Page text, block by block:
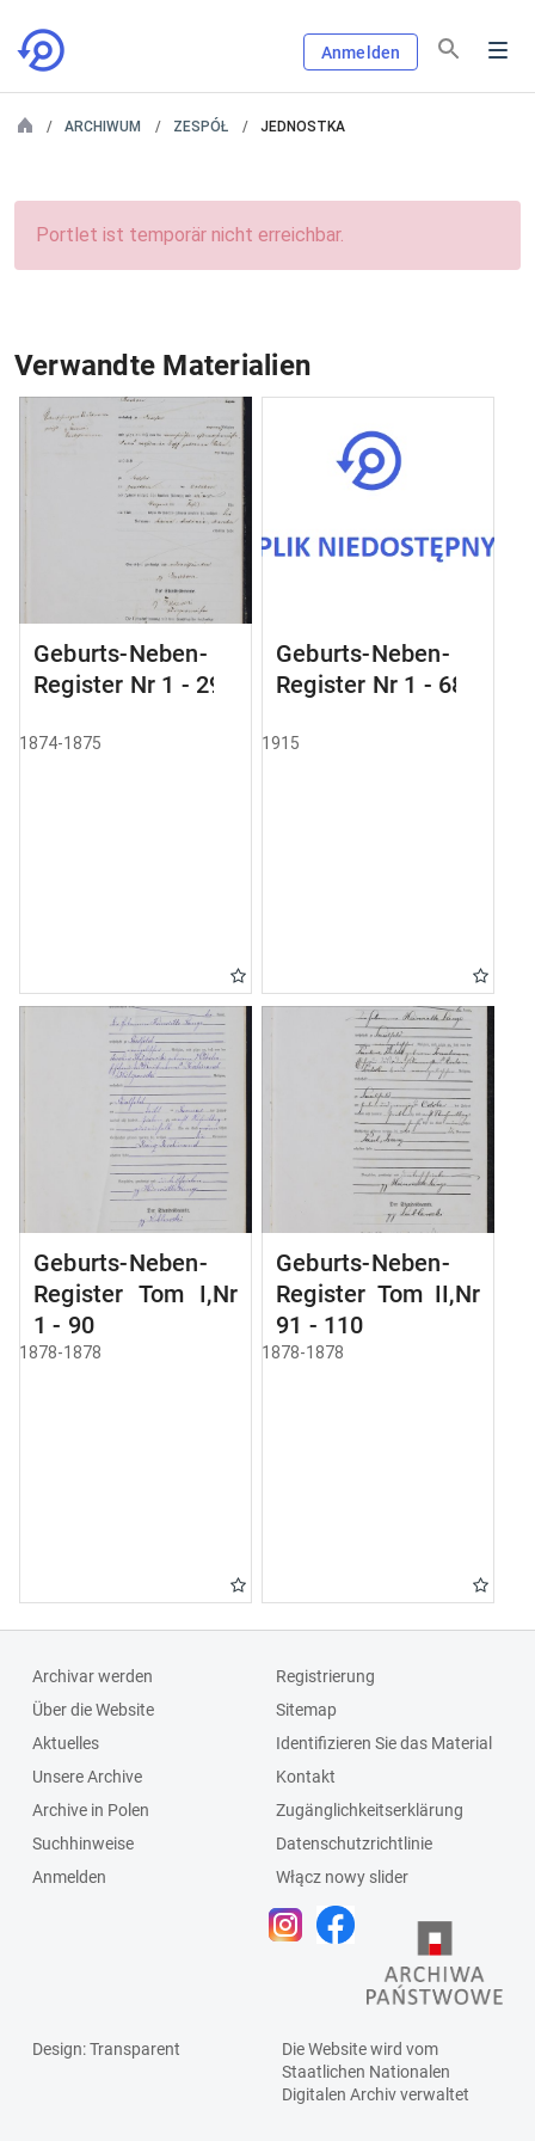
Anmelden
ARCHIWUM ZESPÓŁ JEDNOSTKA
Portlet ist temporär nicht erreichbar.
Verwandte Materialien
Geburts-Neben-
Register Nr 1 - 29
1874-1875
Geburts-Neben-
Register Nr 1 - 68
1915
Geburts-Neben-
Register Tom I,Nr
1 - 90
1878-1878
Geburts-Neben-
Register Tom II,Nr
91 - 110
1878-1878
Archivar werden
Über die Website
Aktuelles
Unsere Archive
Archive in Polen
Suchhinweise
Anmelden
Registrierung
Sitemap
Identifizieren Sie das Material
Kontakt
Zugänglichkeitserklärung
Datenschutzrichtlinie
Włącz nowy slider
Design: Transparent
Die Website wird vom
Staatlichen Nationalen
Digitalen Archivverwaltet